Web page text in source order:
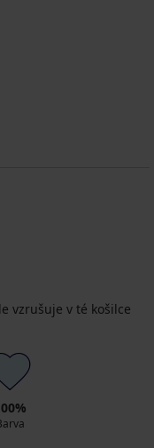
vzrušuje v té košilce